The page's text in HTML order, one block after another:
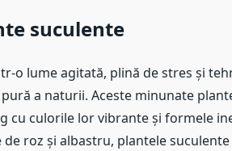
suculente
o lume agitată, plină de stres și
a naturii. Aceste minunate
cu culorile lor vibrante și formele
roz și albastru, plantele